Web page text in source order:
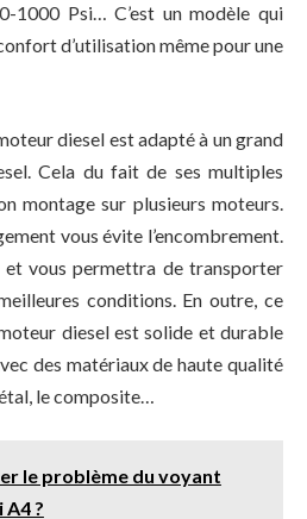
1000 Psi… C’est un modèle qui
d’utilisation même pour une
diesel est adapté à un grand
Cela du fait de ses multiples
montage sur plusieurs moteurs.
vous évite l’encombrement.
et vous permettra de transporter
conditions. En outre, ce
diesel est solide et durable
des matériaux de haute qualité
le composite…
le problème du voyant
?